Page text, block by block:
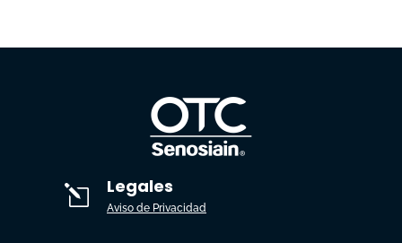
l Legales
Aviso de Privacidad